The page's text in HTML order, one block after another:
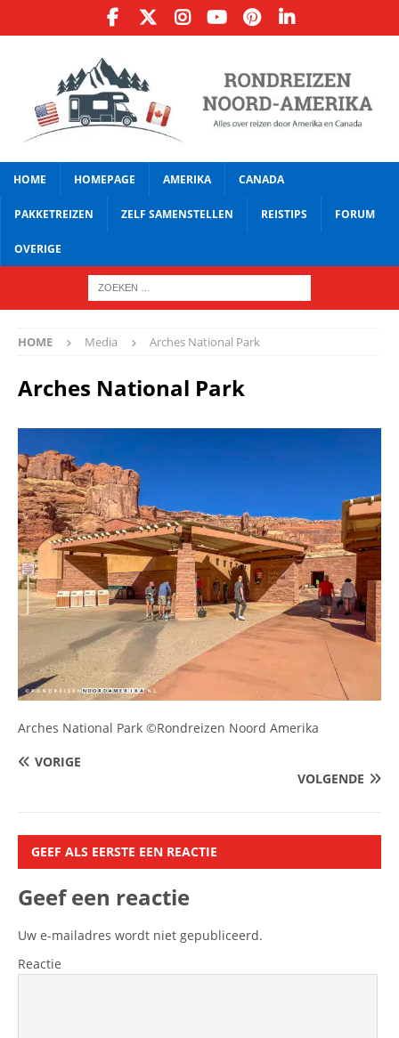
HOME HOMEPAGE AMERIKA CANADA
PAKKETREIZEN ZELF SAMENSTELLEN REISTIPS FORUM
OVERIGE
HOME Media Arches National Park
Arches National Park
Arches National Park ©Rondreizen Noord Amerika
VORIGE
VOLGENDE
GEEF ALS EERSTE EEN REACTIE
Geef een reactie
Uw e-mailadres wordt niet gepubliceerd.
Reactie